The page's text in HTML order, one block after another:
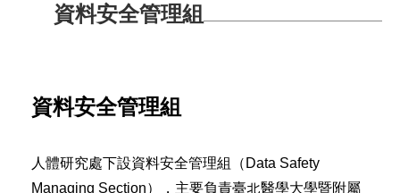
資料安全管理組
資料安全管理組
人體研究處下設資料安全管理組（Data Safety
Managing Section），主要負責臺北醫學大學暨附屬